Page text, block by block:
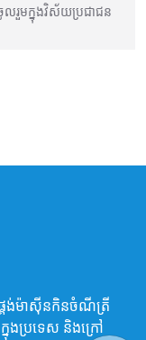
លរួមក្នុងវិស័យប្រជាជន
គង់ម៉ាស៊ីនកិនចំណីត្រី
នុងប្រទេស និងក្រៅ